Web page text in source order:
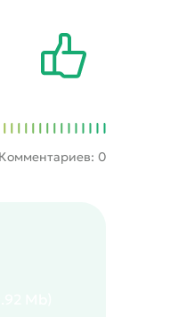
Комментариев: 0